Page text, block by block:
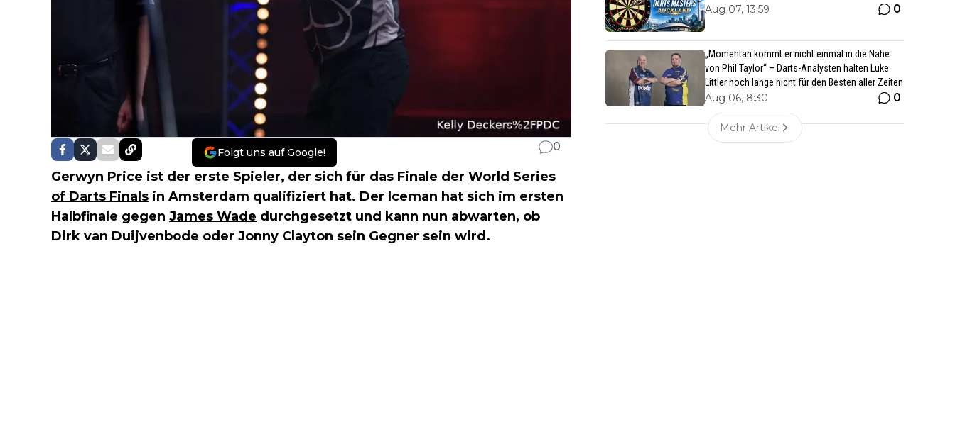
Folgt uns auf Google! 0
Gerwyn Price ist der erste Spieler, der sich für das Finale der World Series
of Darts Finals in Amsterdam qualifiziert hat. Der Iceman hat sich im ersten
Halbfinale gegen James Wade durchgesetzt und kann nun abwarten, ob
Dirk van Duijvenbode oder Jonny Clayton sein Gegner sein wird.
Aug 07, 13:59 0
„Momentan kommt er nicht einmal in die Nähe
von Phil Taylor“ – Darts-Analysten halten Luke
Littler noch lange nicht für den Besten aller Zeiten
Aug 06, 8:30 0
Mehr Artikel